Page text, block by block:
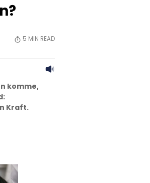
5 MIN READ
komme,
Kraft.